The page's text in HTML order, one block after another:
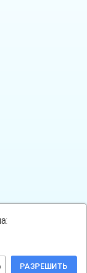
РАЗРЕШИТЬ